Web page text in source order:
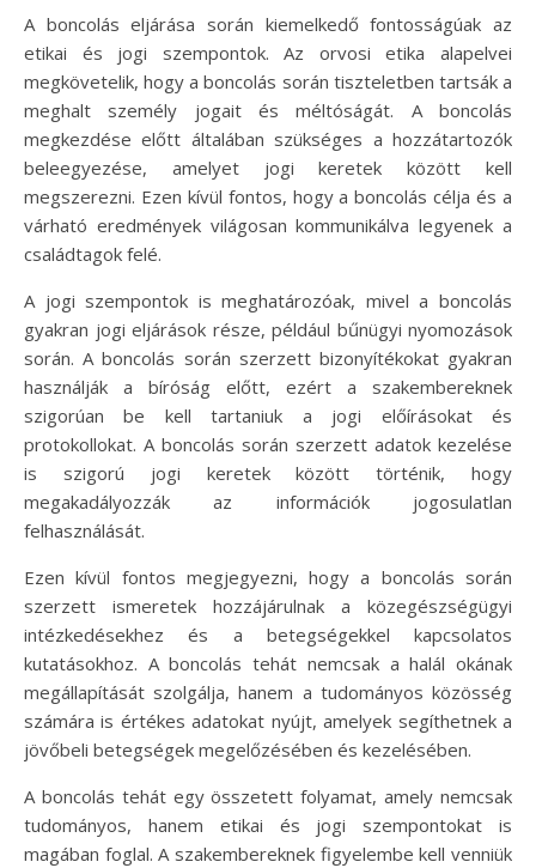
A boncolás eljárása során kiemelkedő fontosságúak az
etikai és jogi szempontok. Az orvosi etika alapelvei
megkövetelik, hogy a boncolás során tiszteletben tartsák a
meghalt személy jogait és méltóságát. A boncolás
megkezdése előtt általában szükséges a hozzátartozók
beleegyezése, amelyet jogi keretek között kell
megszerezni. Ezen kívül fontos, hogy a boncolás célja és a
várható eredmények világosan kommunikálva legyenek a
családtagok felé.
A jogi szempontok is meghatározóak, mivel a boncolás
gyakran jogi eljárások része, például bűnügyi nyomozások
során. A boncolás során szerzett bizonyítékokat gyakran
használják a bíróság előtt, ezért a szakembereknek
szigorúan be kell tartaniuk a jogi előírásokat és
protokollokat. A boncolás során szerzett adatok kezelése
is szigorú jogi keretek között történik, hogy
megakadályozzák az információk jogosulatlan
felhasználását.
Ezen kívül fontos megjegyezni, hogy a boncolás során
szerzett ismeretek hozzájárulnak a közegészségügyi
intézkedésekhez és a betegségekkel kapcsolatos
kutatásokhoz. A boncolás tehát nemcsak a halál okának
megállapítását szolgálja, hanem a tudományos közösség
számára is értékes adatokat nyújt, amelyek segíthetnek a
jövőbeli betegségek megelőzésében és kezelésében.
A boncolás tehát egy összetett folyamat, amely nemcsak
tudományos, hanem etikai és jogi szempontokat is
magában foglal. A szakembereknek figyelembe kell venniük